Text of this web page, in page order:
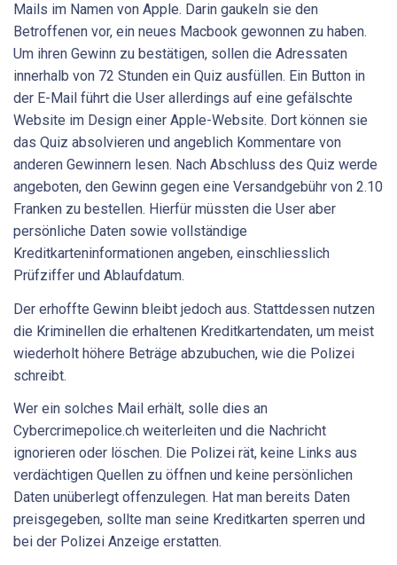
Mails im Namen von Apple. Darin gaukeln sie den
Betroffenen vor, ein neues Macbook gewonnen zu haben.
Um ihren Gewinn zu bestätigen, sollen die Adressaten
innerhalb von 72 Stunden ein Quiz ausfüllen. Ein Button in
der E-Mail führt die User allerdings auf eine gefälschte
Website im Design einer Apple-Website. Dort können sie
das Quiz absolvieren und angeblich Kommentare von
anderen Gewinnern lesen. Nach Abschluss des Quiz werde
angeboten, den Gewinn gegen eine Versandgebühr von 2.10
Franken zu bestellen. Hierfür müssten die User aber
persönliche Daten sowie vollständige
Kreditkarteninformationen angeben, einschliesslich
Prüfziffer und Ablaufdatum.
Der erhoffte Gewinn bleibt jedoch aus. Stattdessen nutzen
die Kriminellen die erhaltenen Kreditkartendaten, um meist
wiederholt höhere Beträge abzubuchen, wie die Polizei
schreibt.
Wer ein solches Mail erhält, solle dies an
Cybercrimepolice.ch weiterleiten und die Nachricht
ignorieren oder löschen. Die Polizei rät, keine Links aus
verdächtigen Quellen zu öffnen und keine persönlichen
Daten unüberlegt offenzulegen. Hat man bereits Daten
preisgegeben, sollte man seine Kreditkarten sperren und
bei der Polizei Anzeige erstatten.